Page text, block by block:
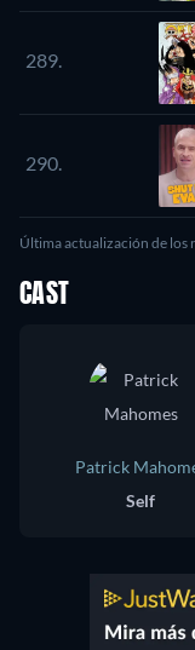
289.
290.
Última actualización de
CAST
Patrick
Self